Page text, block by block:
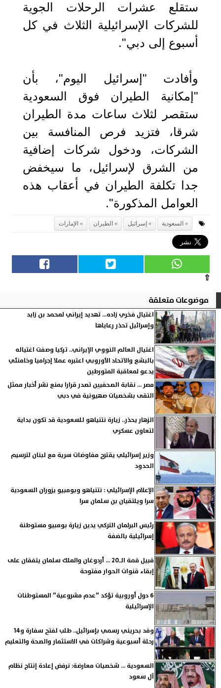
ستقلع عشرات الرحلات الجوية
للشركات الإسرائيلية الثلاث في كل
أسبوع إلى دبي".
وأفادت "إسرائيل اليوم"، بأن
"إمكانية الطيران فوق السعودية
ستقصر لثلاث ساعات مدة الطيران
شرقا، فتزيد فرص المنافسة بين
الشركات، ودخول شركات إضافية
من الشرق لإسرائيل، ما سيخفض
جدا تكلفة الطيران في أعقاب هذه
العوامل المذكورة".
السعودية إسرائيل الطيران الإمارات
⇧
موضوعات متعلقة
اغتيال فخري زاده... تهديد إيراني لمحمد بن زايد
وإسرائيل تحذر رعاياها
اغتيال العالم النووي الإيراني.. تركيا وصفت اغتياله
بالبشع والاتحاد الأوروبي اعتبره عملا إجراميا وخامنئي
يدعو لمعاقبة المتورطين
مصر ... نقابة الصحفيين تصدر قرارا بمنع نشر أخبار ممثل
التقى بشخصيات صهيونية في دبي
الزهار يحذر.. زيارة نتنياهو للسعودية قد تكون بداية
لتعاون عسكري
وزير إسرائيلي يقترح مفاوضات سرية مع لبنان لترسيم
الحدود
الإعلام الإسرائيلي : نتنياهو وبومبيو يزوران السعودية
سرا ويلتقيان بن سلمان سرا
رئيس البرلمان التركي يدين زيارة بومبيو مستوطنة
إسرائيلية بالضفة
قبيل قمة الـ20 ... أردوغان والملك سلمان يتفقان على
إبقاء قنوات الحوار مفتوحة
6 دول أوروبية تؤكد ”عدم مشروعية” المستوطنات
الإسرائيلية
وفد بحريني رسمي بإسرائيل.. طلب لفتح سفارة و14
رحلة أسبوعية وشراكات في الاستثمار والصحة والتعليم
السعودية ... شخصيات معارضة: نرفض إعادة إنتاج نظام
آل سعود